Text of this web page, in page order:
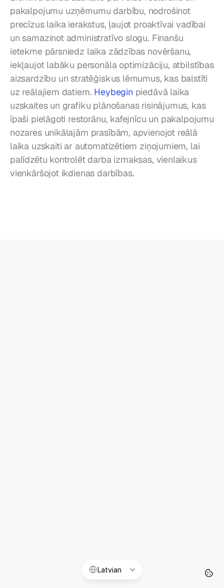
pakalpojumu uzņēmumu darbību, nodrošinot
precīzus laika ierakstus, ļaujot proaktīvai vadībai
un samazinot administratīvo slogu. Finanšu
ietekme pārsniedz laika zādzības novēršanu,
iekļaujot labāku personāla optimizāciju, atbilstības
aizsardzību un stratēģiskus lēmumus, kas balstīti
uz reālajiem datiem. Heybegin piedāvā laika
uzskaites un grafiku plānošanas risinājumus, kas
īpaši pielāgoti restorānu, kafejnīcu un pakalpojumu
nozares unikālajām prasībām, apvienojot reālā
laika uzskaiti ar automatizētiem ziņojumiem, lai
palīdzētu kontrolēt darba izmaksas, vienlaikus
vienkāršojot ikdienas darbības.
Latvian